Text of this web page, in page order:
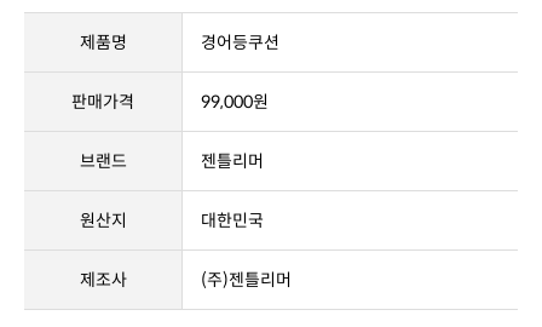
제품명 경어등쿠션
판매가격 99,000원
브랜드 젠틀리머
원산지 대한민국
제조사 (주)젠틀리머